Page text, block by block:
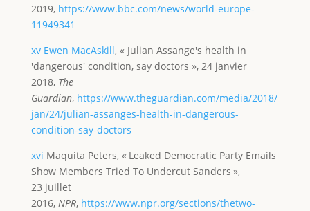
2019, https://www.bbc.com/news/world-europe-
11949341
xv Ewen MacAskill, « Julian Assange's health in
'dangerous' condition, say doctors », 24 janvier
2018, The
Guardian, https://www.theguardian.com/media/2018/
jan/24/julian-assanges-health-in-dangerous-
condition-say-doctors
xvi Maquita Peters, « Leaked Democratic Party Emails
Show Members Tried To Undercut Sanders »,
23 juillet
2016, NPR, https://www.npr.org/sections/thetwo-